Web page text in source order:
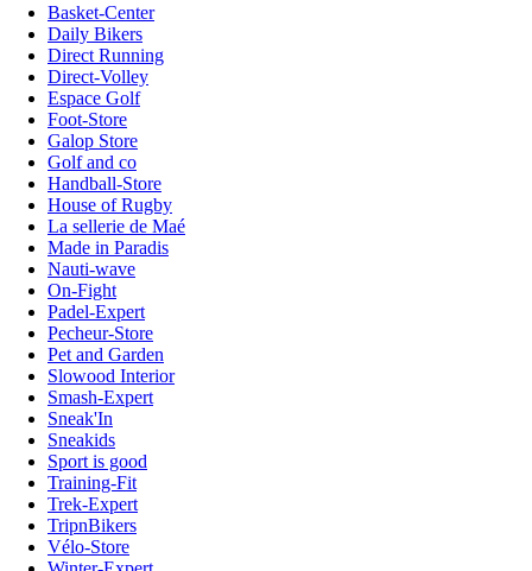
Basket-Center
Daily Bikers
Direct Running
Direct-Volley
Espace Golf
Foot-Store
Galop Store
Golf and co
Handball-Store
House of Rugby
La sellerie de Maé
Made in Paradis
Nauti-wave
On-Fight
Padel-Expert
Pecheur-Store
Pet and Garden
Slowood Interior
Smash-Expert
Sneak'In
Sneakids
Sport is good
Training-Fit
Trek-Expert
TripnBikers
Vélo-Store